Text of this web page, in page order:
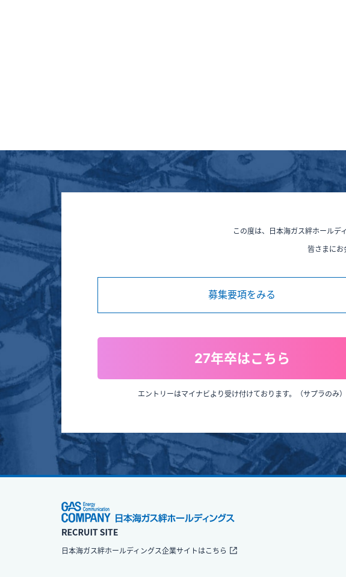
この度は、日本海ガス絆ホールデ
皆さまにお
募集要項をみる
27年卒はこちら
エントリーはマイナビより受け付けております。（サプラのみ）
⽇本海ガス絆ホールディングス企業サイトはこちら